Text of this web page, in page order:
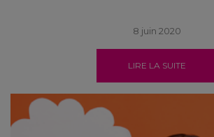
8 juin 2020
LIRE LA SUITE